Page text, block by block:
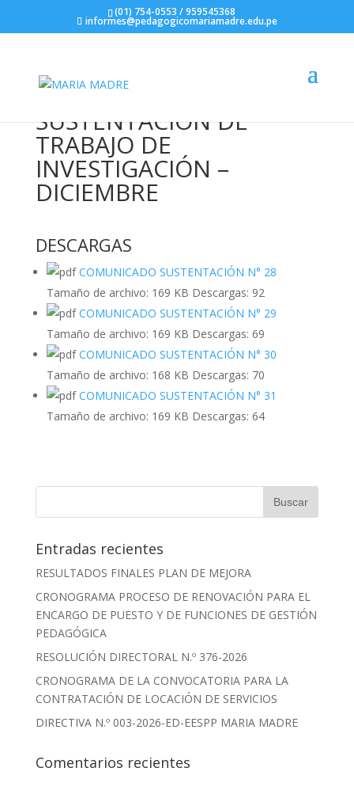
(01) 754-0553 / 959545368
informes@pedagogicomariamadre.edu.pe
SUSTENTACIÓN DE
TRABAJO DE
INVESTIGACIÓN –
DICIEMBRE
DESCARGAS
COMUNICADO SUSTENTACIÓN N° 28
Tamaño de archivo: 169 KB Descargas: 92
COMUNICADO SUSTENTACIÓN N° 29
Tamaño de archivo: 169 KB Descargas: 69
COMUNICADO SUSTENTACIÓN N° 30
Tamaño de archivo: 168 KB Descargas: 70
COMUNICADO SUSTENTACIÓN N° 31
Tamaño de archivo: 169 KB Descargas: 64
Entradas recientes
RESULTADOS FINALES PLAN DE MEJORA
CRONOGRAMA PROCESO DE RENOVACIÓN PARA EL
ENCARGO DE PUESTO Y DE FUNCIONES DE GESTIÓN
PEDAGÓGICA
RESOLUCIÓN DIRECTORAL N.º 376-2026
CRONOGRAMA DE LA CONVOCATORIA PARA LA
CONTRATACIÓN DE LOCACIÓN DE SERVICIOS
DIRECTIVA N.º 003-2026-ED-EESPP MARIA MADRE
Comentarios recientes